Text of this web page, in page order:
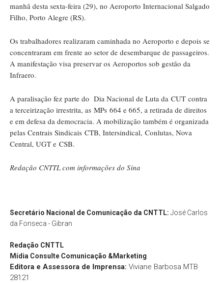
manhã desta sexta-feira (29), no Aeroporto Internacional Salgado
Filho, Porto Alegre (RS).
Os trabalhadores realizaram caminhada no Aeroporto e depois se
concentraram em frente ao setor de desembarque de passageiros.
A manifestação visa preservar os Aeroportos sob gestão da
Infraero.
A paralisação fez parte do Dia Nacional de Luta da CUT contra
a terceirização irrestrita, as MPs 664 e 665, a retirada de direitos
e em defesa da democracia. A mobilização também é organizada
pelas Centrais Sindicais CTB, Intersindical, Conlutas, Nova
Central, UGT e CSB.
Redação CNTTL com informações do Sina
Secretário Nacional de Comunicação da CNTTL: José Carlos
da Fonseca - Gibran
Redação CNTTL
Mídia Consulte Comunicação &Marketing
Editora e Assessora de Imprensa: Viviane Barbosa MTB
28121